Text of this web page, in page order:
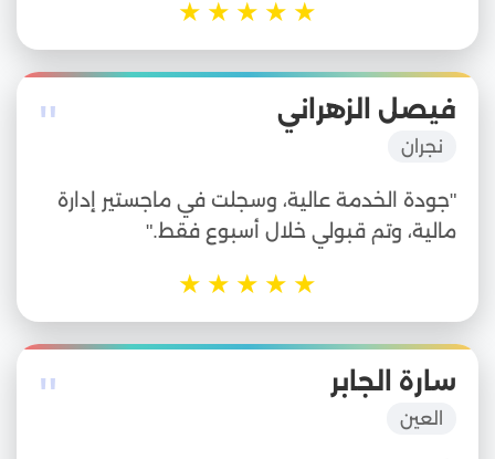
★
★
★
★
★
" فيصل الزهراني
نجران
"جودة الخدمة عالية، وسجلت في ماجستير إدارة
مالية، وتم قبولي خلال أسبوع فقط."
★
★
★
★
★
" سارة الجابر
العين